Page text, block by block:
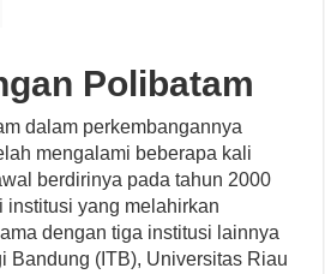
Polibatam
dalam perkembangannya
mengalami beberapa kali
berdirinya pada tahun 2000
institusi yang melahirkan
dengan tiga institusi lainnya
Bandung (ITB), Universitas Riau